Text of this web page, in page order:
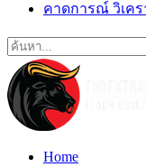
คาดการณ์ วิเค
Home